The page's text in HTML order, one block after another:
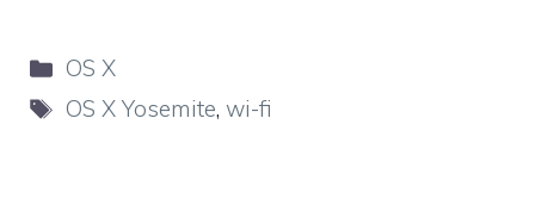
Categorie
OS X
Tag
OS X Yosemite,wi-fi